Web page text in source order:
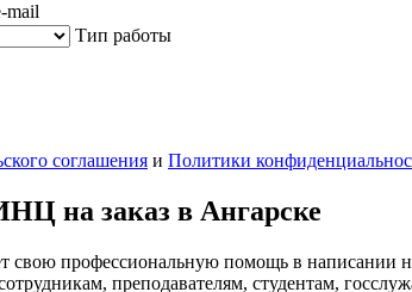
mail
Тип работы
соглашения и Политики
на заказ в Ангарске
свою профессиональную помощь в написании
преподавателям, студентам,